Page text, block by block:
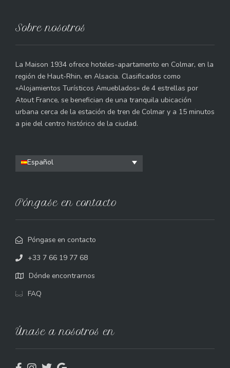
Sobre nosotros
La Maison 1934 ofrece hoteles-apartamento en Colmar, en la
región de Haut-Rhin, en Alsacia. Clasificados como
«Alojamientos Turísticos Amueblados» de 4 estrellas por
Atout France, se benefician de una tranquila ubicación
urbana cerca de la estación de tren de Colmar y a 15 minutos
a pie del centro histórico de la ciudad.
Español
Póngase en contacto
Póngase en contacto
+33 7 66 19 77 68
Dónde encontrarnos
FAQ
Únase a nosotros en